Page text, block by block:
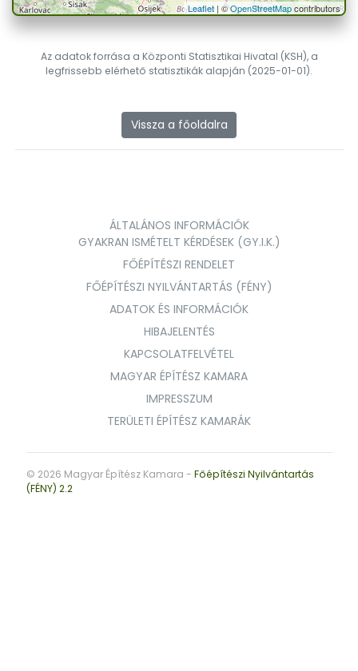
Leaflet| ©OpenStreetMapcontributors
Az adatok forrása a Központi Statisztikai Hivatal (KSH), a
legfrissebb elérhető statisztikák alapján (2025-01-01).
Vissza a főoldalra
ÁLTALÁNOS INFORMÁCIÓK
GYAKRAN ISMÉTELT KÉRDÉSEK (GY.I.K.)
FŐÉPÍTÉSZI RENDELET
FŐÉPÍTÉSZI NYILVÁNTARTÁS (FÉNY)
ADATOK ÉS INFORMÁCIÓK
HIBAJELENTÉS
KAPCSOLATFELVÉTEL
MAGYAR ÉPÍTÉSZ KAMARA
IMPRESSZUM
TERÜLETI ÉPÍTÉSZ KAMARÁK
© 2026 Magyar Építész Kamara - Főépítészi Nyilvántartás
(FÉNY) 2.2